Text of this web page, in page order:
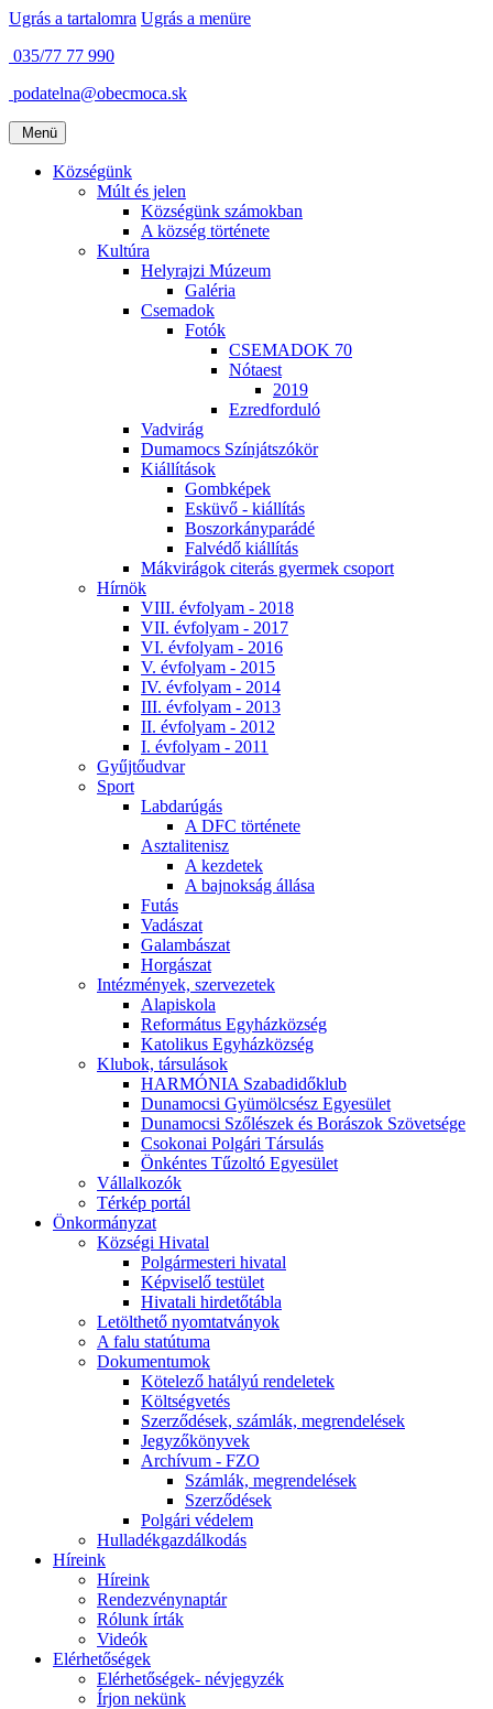
Ugrás a tartalomra Ugrás a menüre
035/77 77 990
podatelna@obecmoca.sk
Menü
Községünk
Múlt és jelen
Községünk számokban
A község története
Kultúra
Helyrajzi Múzeum
Galéria
Csemadok
Fotók
CSEMADOK 70
Nótaest
2019
Ezredforduló
Vadvirág
Dumamocs Színjátszókör
Kiállítások
Gombképek
Esküvő - kiállítás
Boszorkányparádé
Falvédő kiállítás
Mákvirágok citerás gyermek csoport
Hírnök
VIII. évfolyam - 2018
VII. évfolyam - 2017
VI. évfolyam - 2016
V. évfolyam - 2015
IV. évfolyam - 2014
III. évfolyam - 2013
II. évfolyam - 2012
I. évfolyam - 2011
Gyűjtőudvar
Sport
Labdarúgás
A DFC története
Asztalitenisz
A kezdetek
A bajnokság állása
Futás
Vadászat
Galambászat
Horgászat
Intézmények, szervezetek
Alapiskola
Református Egyházközség
Katolikus Egyházközség
Klubok, társulások
HARMÓNIA Szabadidőklub
Dunamocsi Gyümölcsész Egyesület
Dunamocsi Szőlészek és Borászok Szövetsége
Csokonai Polgári Társulás
Önkéntes Tűzoltó Egyesület
Vállalkozók
Térkép portál
Önkormányzat
Községi Hivatal
Polgármesteri hivatal
Képviselő testület
Hivatali hirdetőtábla
Letölthető nyomtatványok
A falu statútuma
Dokumentumok
Kötelező hatályú rendeletek
Költségvetés
Szerződések, számlák, megrendelések
Jegyzőkönyvek
Archívum - FZO
Számlák, megrendelések
Szerződések
Polgári védelem
Hulladékgazdálkodás
Híreink
Híreink
Rendezvénynaptár
Rólunk írták
Videók
Elérhetőségek
Elérhetőségek- névjegyzék
Írjon nekünk